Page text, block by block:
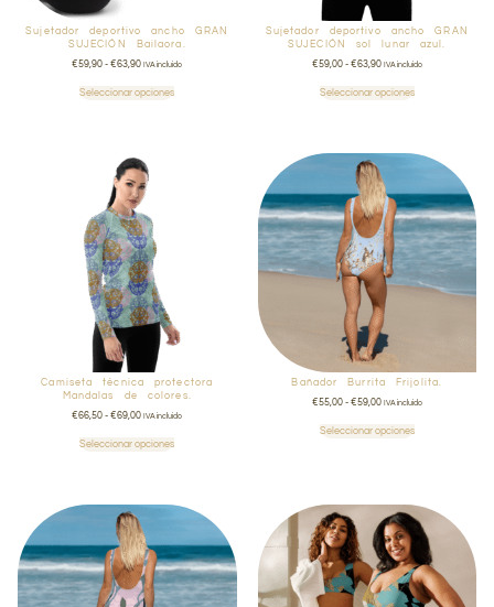
Sujetador deportivo ancho GRAN
SUJECIÓN Bailaora.
€59,90 - €63,90 IVA incluido
Seleccionar opciones
Sujetador deportivo ancho GRAN
SUJECIÓN sol lunar azul.
€59,00 - €63,90 IVA incluido
Seleccionar opciones
Camiseta técnica protectora
Mandalas de colores.
€66,50 - €69,00 IVA incluido
Seleccionar opciones
Bañador Burrita Frijolita.
€55,00 - €59,00 IVA incluido
Seleccionar opciones